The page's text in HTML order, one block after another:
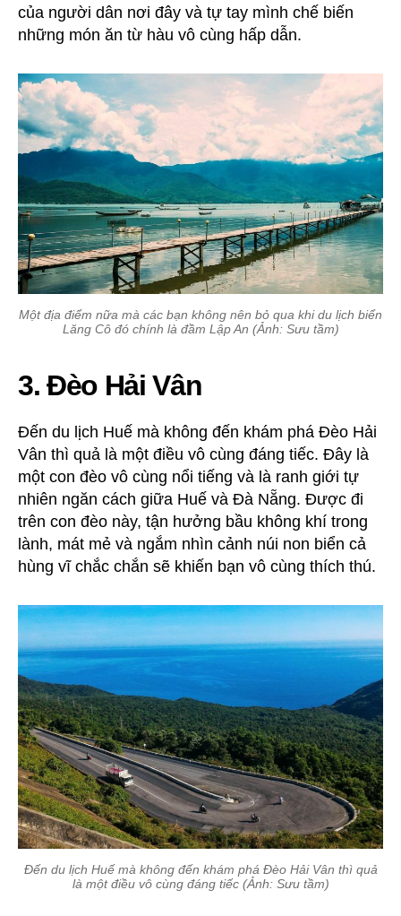
của người dân nơi đây và tự tay mình chế biến
những món ăn từ hàu vô cùng hấp dẫn.
Một địa điểm nữa mà các bạn không nên bỏ qua khi du lịch biển
Lăng Cô đó chính là đầm Lập An (Ảnh: Sưu tầm)
3. Đèo Hải Vân
Đến du lịch Huế mà không đến khám phá Đèo Hải
Vân thì quả là một điều vô cùng đáng tiếc. Đây là
một con đèo vô cùng nổi tiếng và là ranh giới tự
nhiên ngăn cách giữa Huế và Đà Nẵng. Được đi
trên con đèo này, tận hưởng bầu không khí trong
lành, mát mẻ và ngắm nhìn cảnh núi non biển cả
hùng vĩ chắc chắn sẽ khiến bạn vô cùng thích thú.
Đến du lịch Huế mà không đến khám phá Đèo Hải Vân thì quả
là một điều vô cùng đáng tiếc (Ảnh: Sưu tầm)